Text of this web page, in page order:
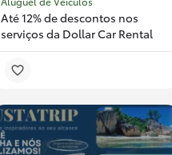
Até 12% de descontos nos
serviços da Dollar Car Rental